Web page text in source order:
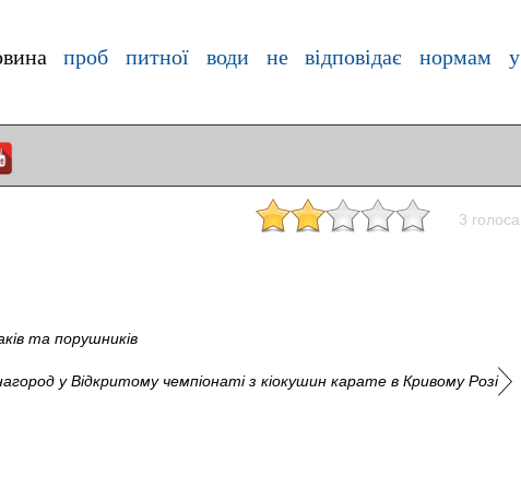
проб питної води не відповідає нормам у
3 голоса
та порушників
у Відкритому чемпіонаті з кіокушин карате в Кривому Розі